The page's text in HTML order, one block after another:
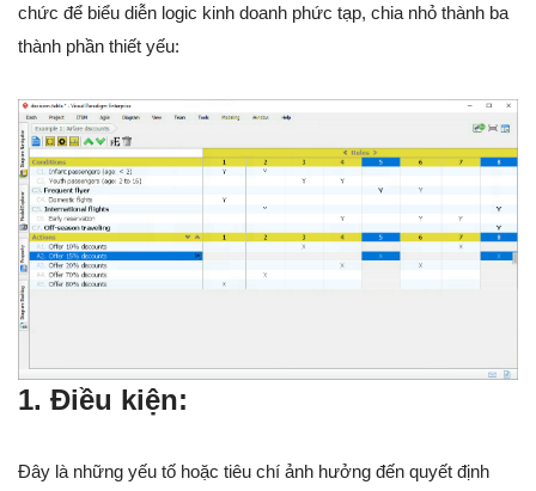
chức để biểu diễn logic kinh doanh phức tạp, chia nhỏ thành ba
thành phần thiết yếu:
1. Điều kiện:
Đây là những yếu tố hoặc tiêu chí ảnh hưởng đến quyết định